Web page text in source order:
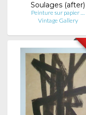
Soulages (after)
Peinture sur papier …
Vintage Gallery